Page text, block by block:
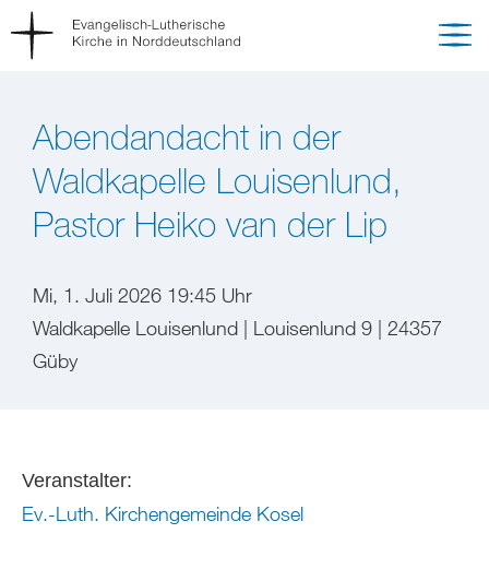
Abendandacht in der
Waldkapelle Louisenlund,
Pastor Heiko van der Lip
Mi, 1. Juli 2026 19:45 Uhr
Waldkapelle Louisenlund | Louisenlund 9 | 24357
Güby
Veranstalter:
Ev.-Luth. Kirchengemeinde Kosel